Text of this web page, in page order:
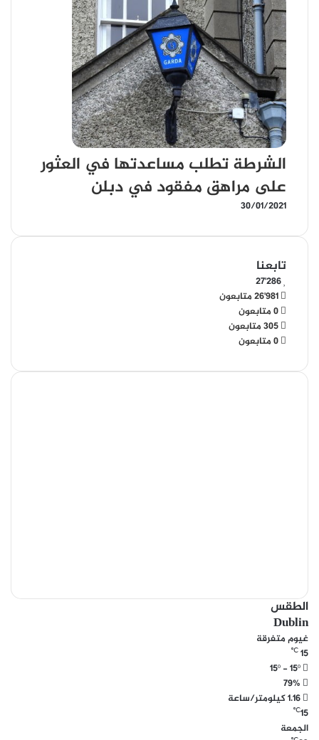
الشرطة تطلب مساعدتها في العثور
على مراهق مفقود في دبلن
30/01/2021
تابعنا
27٬286
26٬981متابعون
0متابعون
305متابعون
0متابعون
الطقس
Dublin
غيوم متفرقة
15
℃
79%
1.16 كيلومتر/ساعة
15
℃
الجمعة